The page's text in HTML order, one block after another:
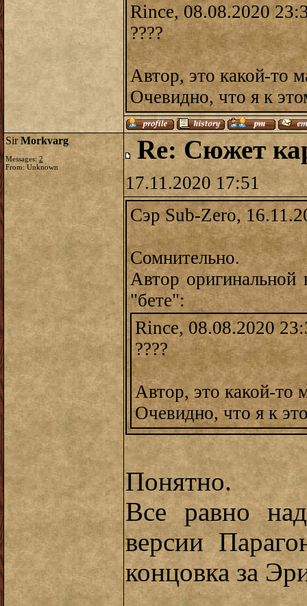
Rince, 08.08.2020
????
Автор, это какой-то
Очевидно, что я к
SirMorkvarg
Messages:2
From: Unknown
Re: Сюжет
17.11.2020 17:51
Сэр Sub-Zero,
Сомнительно.
Автор оригинальной
"бете":
Rince, 08.08.2020
????
Автор, это какой-то
Очевидно, что я к
Понятно.
Все равно
версии
концовка за